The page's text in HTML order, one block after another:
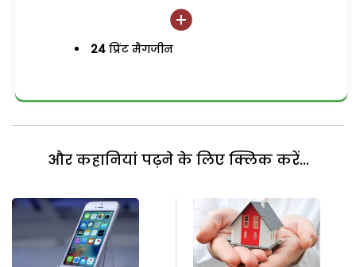
24 प्रिंट मैगजीन
और कहानियां पढ़ने के लिए क्लिक करें...